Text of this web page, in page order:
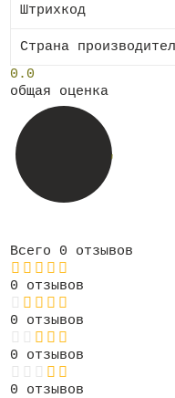
Штрихкод
Страна
0.0
общая оценка
Всего 0 отзывов
0 отзывов
0 отзывов
0 отзывов
0 отзывов